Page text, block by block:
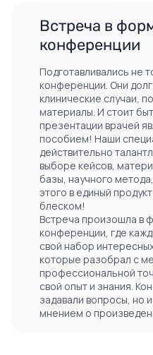
Встреча в
конференции
Подготавливались не
конференции. Они
клинические случаи,
материалы. И стоит
презентации врачей
пособием! Наши
действительно
выборе кейсов,
базы, научного
этого в единый
блеском!
Встреча произошла в
конференции, где
свой набор
которые разобрал с
профессиональной
свой опыт и знания.
задавали вопросы, но
мнением о